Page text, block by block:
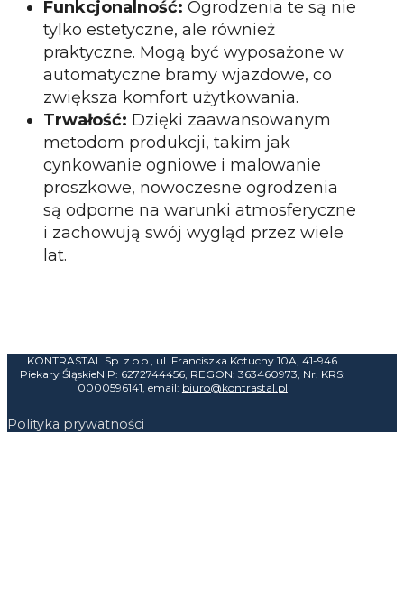
Funkcjonalność: Ogrodzenia te są nie
tylko estetyczne, ale również
praktyczne. Mogą być wyposażone w
automatyczne bramy wjazdowe, co
zwiększa komfort użytkowania.
Trwałość: Dzięki zaawansowanym
metodom produkcji, takim jak
cynkowanie ogniowe i malowanie
proszkowe, nowoczesne ogrodzenia
są odporne na warunki atmosferyczne
i zachowują swój wygląd przez wiele
lat.
KONTRASTAL Sp. z o.o., ul. Franciszka Kotuchy 10A, 41-946
Piekary ŚląskieNIP: 6272744456, REGON: 363460973, Nr. KRS:
0000596141, email: biuro@kontrastal.pl
Polityka prywatności